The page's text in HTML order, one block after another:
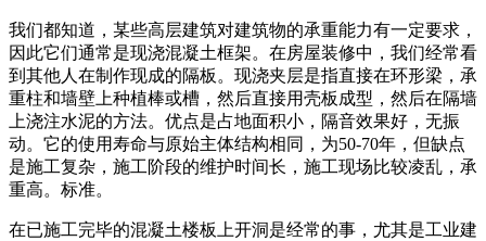
我们都知道，某些高层建筑对建筑物的承重能力有一定要求，
因此它们通常是现浇混凝土框架。在房屋装修中，我们经常看
到其他人在制作现成的隔板。现浇夹层是指直接在环形梁，承
重柱和墙壁上种植棒或槽，然后直接用壳板成型，然后在隔墙
上浇注水泥的方法。优点是占地面积小，隔音效果好，无振
动。它的使用寿命与原始主体结构相同，为50-70年，但缺点
是施工复杂，施工阶段的维护时间长，施工现场比较凌乱，承
重高。标准。
在已施工完毕的混凝土楼板上开洞是经常的事，尤其是工业建